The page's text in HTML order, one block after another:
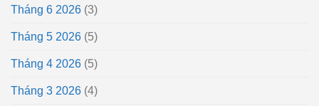
Tháng 6 2026 (3)
Tháng 5 2026 (5)
Tháng 4 2026 (5)
Tháng 3 2026 (4)